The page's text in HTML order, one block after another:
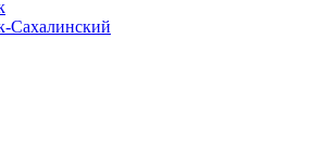
Сахалинский